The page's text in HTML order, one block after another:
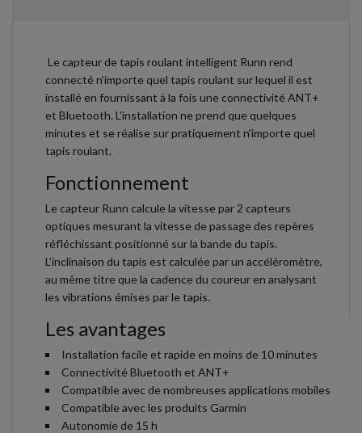
Le capteur de tapis roulant intelligent Runn rend
connecté n’importe quel tapis roulant sur lequel il est
installé en fournissant à la fois une connectivité ANT+
et Bluetooth. L'installation ne prend que quelques
minutes et se réalise sur pratiquement n'importe quel
tapis roulant.
Fonctionnement
Le capteur Runn calcule la vitesse par 2 capteurs
optiques mesurant la vitesse de passage des repères
réfléchissant positionné sur la bande du tapis.
L’inclinaison du tapis est calculée par un accéléromètre,
au même titre que la cadence du coureur en analysant
les vibrations émises par le tapis.
Les avantages
Installation facile et rapide en moins de 10 minutes
Connectivité Bluetooth et ANT+
Compatible avec de nombreuses applications mobiles
Compatible avec les produits Garmin
Autonomie de 15 h